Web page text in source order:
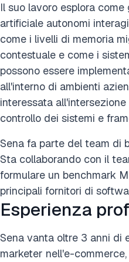
Il suo lavoro esplora
artificiale autonomi
come i livelli di memoria
contestuale e come i
possono essere
all'interno di ambienti
interessata
controllo dei sistemi e
Sena fa parte del team di
Sta collaborando con il
formulare un benchmark
principali fornitori di
Esperienza
Sena vanta oltre 3 anni di
marketer nell'e-